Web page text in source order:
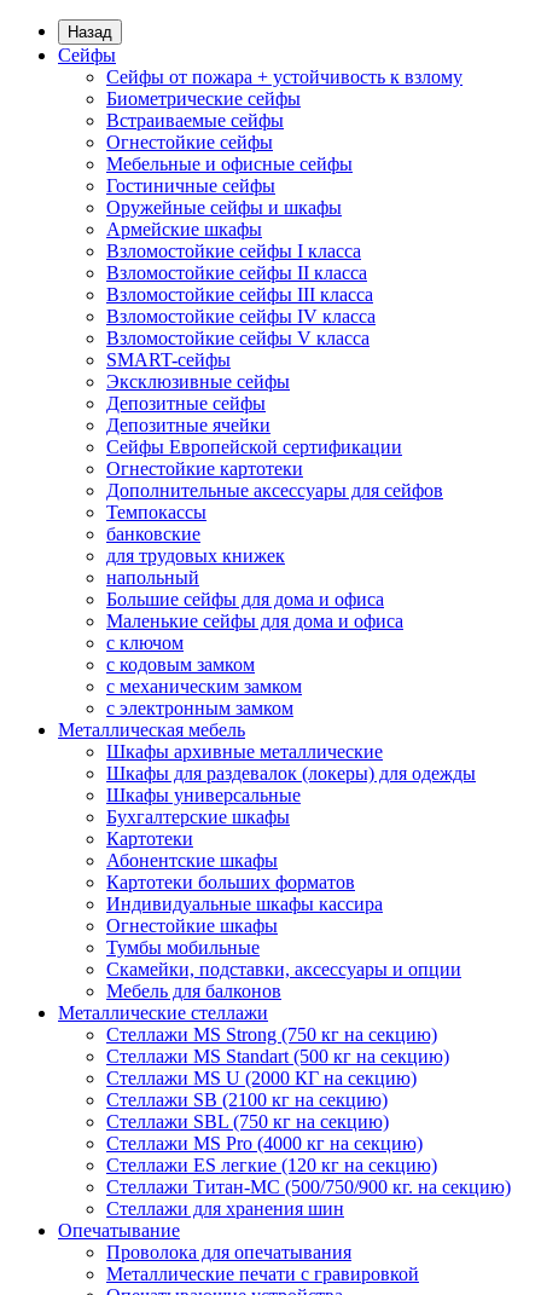
Назад
Сейфы
Сейфы от пожара + устойчивость к взлому
Биометрические сейфы
Встраиваемые сейфы
Огнестойкие сейфы
Мебельные и офисные сейфы
Гостиничные сейфы
Оружейные сейфы и шкафы
Армейские шкафы
Взломостойкие сейфы I класса
Взломостойкие сейфы II класса
Взломостойкие сейфы III класса
Взломостойкие сейфы IV класса
Взломостойкие сейфы V класса
SMART-сейфы
Эксклюзивные сейфы
Депозитные сейфы
Депозитные ячейки
Сейфы Европейской сертификации
Огнестойкие картотеки
Дополнительные аксессуары для сейфов
Темпокассы
банковские
для трудовых книжек
напольный
Большие сейфы для дома и офиса
Маленькие сейфы для дома и офиса
с ключом
с кодовым замком
с механическим замком
с электронным замком
Металлическая мебель
Шкафы архивные металлические
Шкафы для раздевалок (локеры) для одежды
Шкафы универсальные
Бухгалтерские шкафы
Картотеки
Абонентские шкафы
Картотеки больших форматов
Индивидуальные шкафы кассира
Огнестойкие шкафы
Тумбы мобильные
Скамейки, подставки, аксессуары и опции
Мебель для балконов
Металлические стеллажи
Стеллажи MS Strong (750 кг на секцию)
Стеллажи MS Standart (500 кг на секцию)
Стеллажи MS U (2000 КГ на секцию)
Стеллажи SB (2100 кг на секцию)
Стеллажи SBL (750 кг на секцию)
Стеллажи MS Pro (4000 кг на секцию)
Стеллажи ES легкие (120 кг на секцию)
Стеллажи Титан-МС (500/750/900 кг. на секцию)
Стеллажи для хранения шин
Опечатывание
Проволока для опечатывания
Металлические печати с гравировкой